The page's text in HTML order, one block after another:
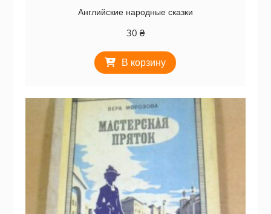
Английские народные сказки
30 ₴
В корзину